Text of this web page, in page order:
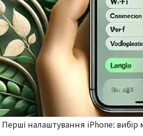
Перші налаштування iPhone: